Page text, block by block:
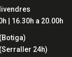
| 16.30h a 20.00h
24h)